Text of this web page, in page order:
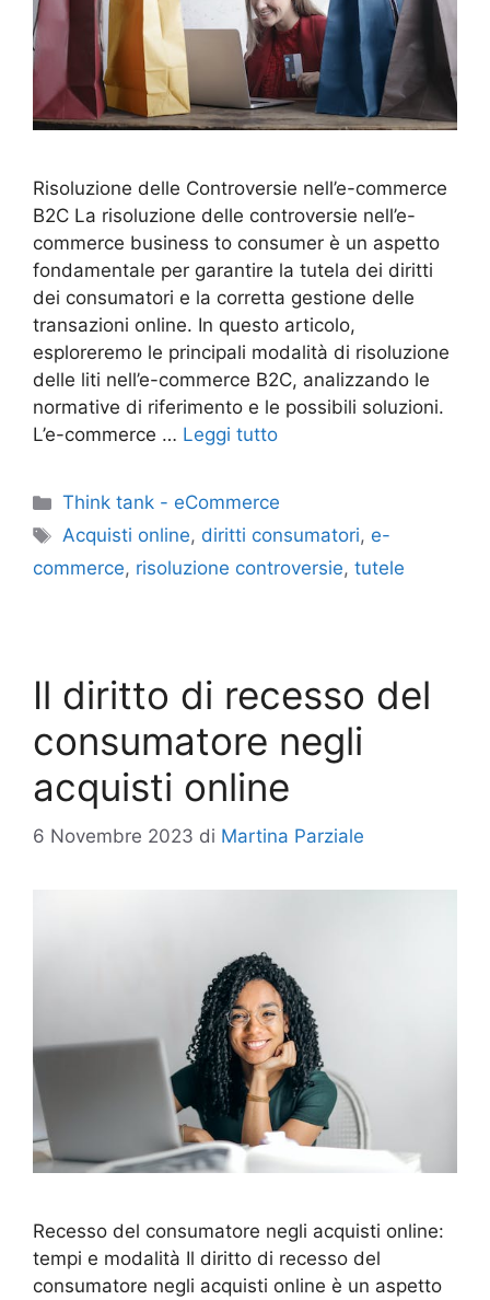
Risoluzione delle Controversie nell’e-commerce
B2C La risoluzione delle controversie nell’e-
commerce business to consumer è un aspetto
fondamentale per garantire la tutela dei diritti
dei consumatori e la corretta gestione delle
transazioni online. In questo articolo,
esploreremo le principali modalità di risoluzione
delle liti nell’e-commerce B2C, analizzando le
normative di riferimento e le possibili soluzioni.
L’e-commerce … Leggi tutto
Categorie
Think tank - eCommerce
Tag
Acquisti online, diritti consumatori, e-
commerce, risoluzione controversie, tutele
Il diritto di recesso del
consumatore negli
acquisti online
6 Novembre 2023 di Martina Parziale
Recesso del consumatore negli acquisti online:
tempi e modalità Il diritto di recesso del
consumatore negli acquisti online è un aspetto